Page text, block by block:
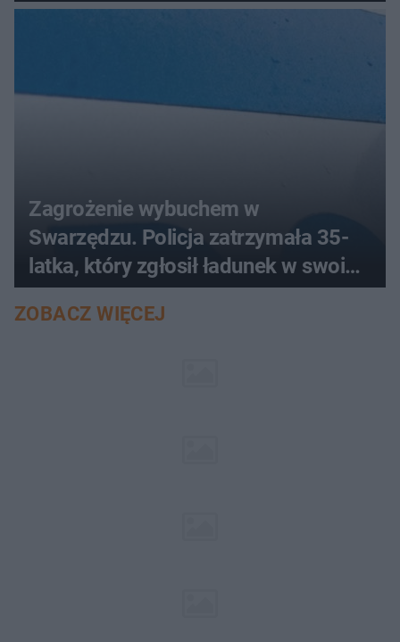
Zagrożenie wybuchem w
Swarzędzu. Policja zatrzymała 35-
latka, który zgłosił ładunek w swoim
aucie
ZOBACZ WIĘCEJ